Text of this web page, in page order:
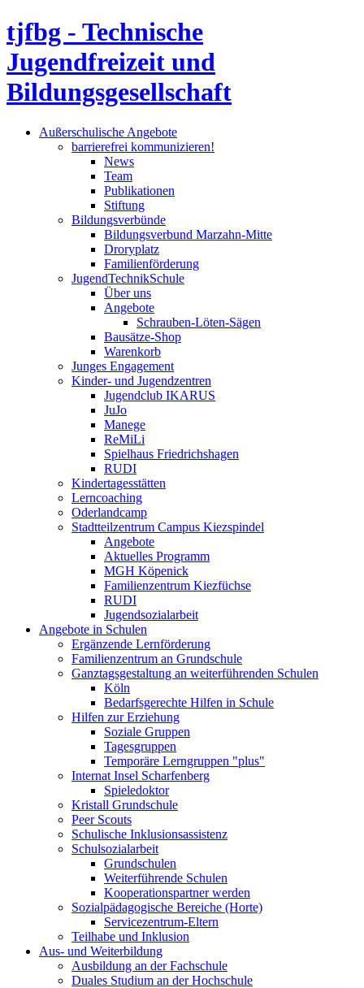
tjfbg - Technische
Jugendfreizeit und
Bildungsgesellschaft
Außerschulische Angebote
barrierefrei kommunizieren!
News
Team
Publikationen
Stiftung
Bildungsverbünde
Bildungsverbund Marzahn-Mitte
Droryplatz
Familienförderung
JugendTechnikSchule
Über uns
Angebote
Schrauben-Löten-Sägen
Bausätze-Shop
Warenkorb
Junges Engagement
Kinder- und Jugendzentren
Jugendclub IKARUS
JuJo
Manege
ReMiLi
Spielhaus Friedrichshagen
RUDI
Kindertagesstätten
Lerncoaching
Oderlandcamp
Stadtteilzentrum Campus Kiezspindel
Angebote
Aktuelles Programm
MGH Köpenick
Familienzentrum Kiezfüchse
RUDI
Jugendsozialarbeit
Angebote in Schulen
Ergänzende Lernförderung
Familienzentrum an Grundschule
Ganztagsgestaltung an weiterführenden Schulen
Köln
Bedarfsgerechte Hilfen in Schule
Hilfen zur Erziehung
Soziale Gruppen
Tagesgruppen
Temporäre Lerngruppen "plus"
Internat Insel Scharfenberg
Spieledoktor
Kristall Grundschule
Peer Scouts
Schulische Inklusionsassistenz
Schulsozialarbeit
Grundschulen
Weiterführende Schulen
Kooperationspartner werden
Sozialpädagogische Bereiche (Horte)
Servicezentrum-Eltern
Teilhabe und Inklusion
Aus- und Weiterbildung
Ausbildung an der Fachschule
Duales Studium an der Hochschule